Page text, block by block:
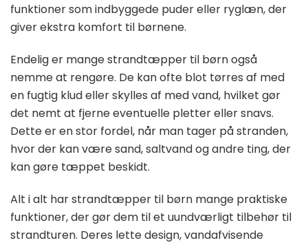
funktioner som indbyggede puder eller ryglæn, der
giver ekstra komfort til børnene.
Endelig er mange strandtæpper til børn også
nemme at rengøre. De kan ofte blot tørres af med
en fugtig klud eller skylles af med vand, hvilket gør
det nemt at fjerne eventuelle pletter eller snavs.
Dette er en stor fordel, når man tager på stranden,
hvor der kan være sand, saltvand og andre ting, der
kan gøre tæppet beskidt.
Alt i alt har strandtæpper til børn mange praktiske
funktioner, der gør dem til et uundværligt tilbehør til
strandturen. Deres lette design, vandafvisende